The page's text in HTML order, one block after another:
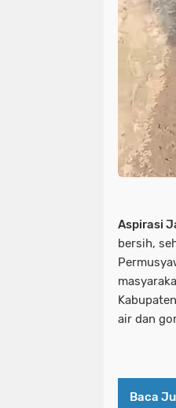
Aspirasi
bersih,
air dan
Baca